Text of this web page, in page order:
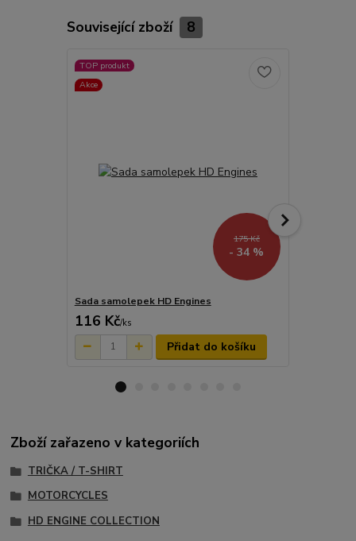
Související zboží 8
TOP produkt
Akce
175 Kč
- 34 %
Sada samolepek HD Engines
116 Kč/ks
Přidat do košíku
Zboží zařazeno v kategoriích
TRIČKA / T-SHIRT
MOTORCYCLES
HD ENGINE COLLECTION